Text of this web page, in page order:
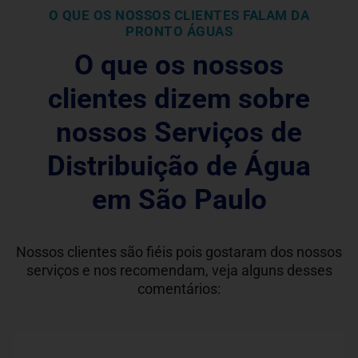
O QUE OS NOSSOS CLIENTES FALAM DA
PRONTO ÁGUAS
O que os nossos
clientes dizem sobre
nossos Serviços de
Distribuição de Água
em São Paulo
Nossos clientes são fiéis pois gostaram dos nossos
serviços e nos recomendam, veja alguns desses
comentários: